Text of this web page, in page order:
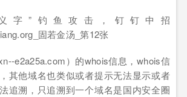
e2a25a.com）的whois信息，whois信
其他域名也类似或者提示无法显示或者
追溯，只追溯到一个域名是国内安全圈